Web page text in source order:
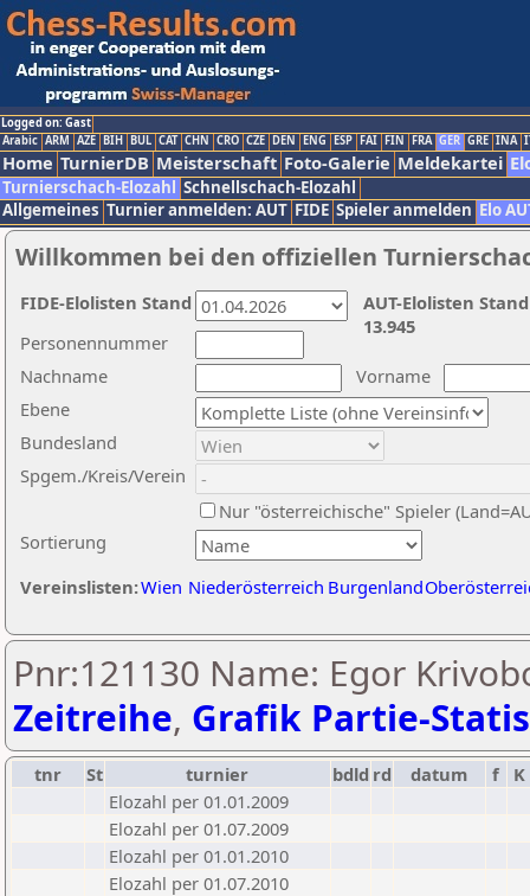
Logged on: Gast
Arabic ARM AZE BIH BUL CAT CHN CRO CZE DEN ENG ESP FAI FIN FRA GER GRE INA
Home TurnierDB Meisterschaft Foto-Galerie Meldekartei
Turnierschach-Elozahl Schnellschach-Elozahl
Allgemeines Turnier anmelden: AUT FIDE Spieler anmelden Elo
Willkommen bei den offiziellen
Nachname
Vorname
Ebene
Sortierung
Personennummer
Bundesland
Spgem./Kreis/Verein
Nur "österreichische" Spieler
Vereinslisten:Wien Niederösterreich Burgenland
AUT-Elolisten
13.945
FIDE-Elolisten Stand
Pnr:121130 Name: Egor
Zeitreihe, Grafik Partie-
tnr St turnier bdld rd datum f
K
Elozahl per 01.01.2009
Elozahl per 01.07.2009
Elozahl per 01.01.2010
Elozahl per 01.07.2010